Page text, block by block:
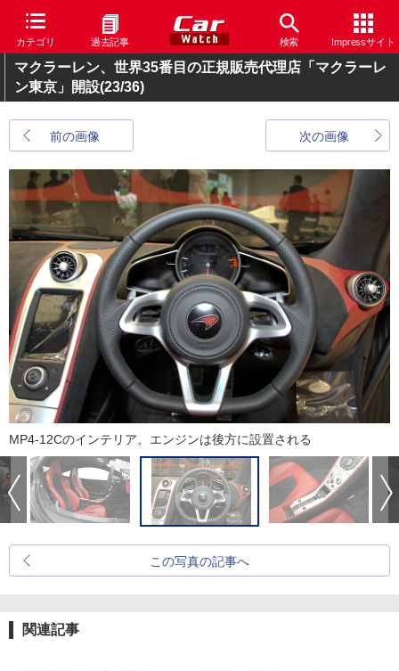
カテゴリ 過去記事 検索 Impressサイト
マクラーレン、世界35番目の正規販売代理店「マクラーレ
ン東京」開設(23/36)
前の画像 次の画像
MP4-12Cのインテリア。エンジンは後方に設置される
この写真の記事へ
関連記事